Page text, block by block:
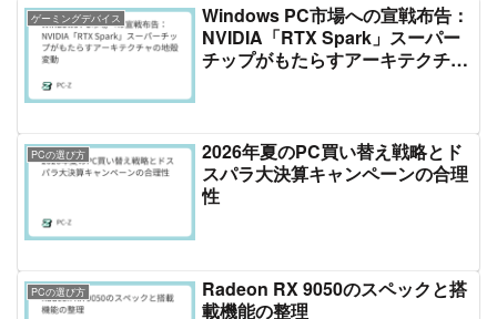
ゲーミングデバイス
Windows PC市場への宣戦布告：
NVIDIA「RTX Spark」スーパー
チップがもたらすアーキテクチャ
PCの選び方
2026年夏のPC買い替え戦略とド
スパラ大決算キャンペーンの合理
性
PCの選び方
Radeon RX 9050のスペックと搭
載機能の整理